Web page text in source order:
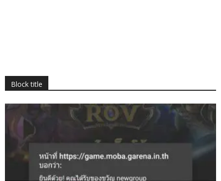
Block title